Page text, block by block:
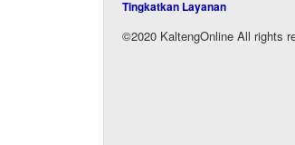
Tingkatkan Layanan
©2020 KaltengOnline All rights